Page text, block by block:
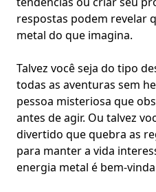
respostas podem revelar
metal do que imagina.
Talvez você seja do tipo
todas as aventuras sem
pessoa misteriosa que
antes de agir. Ou talvez
divertido que quebra as
para manter a vida
energia metal é bem-